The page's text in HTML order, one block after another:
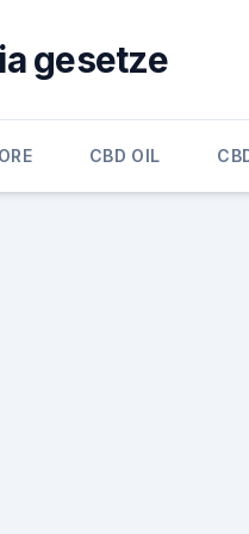
gesetze
CBD OIL